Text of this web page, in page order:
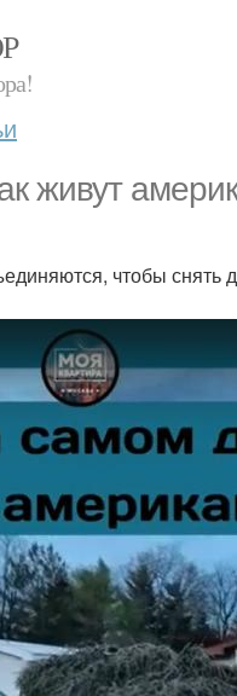
живут
чтобы